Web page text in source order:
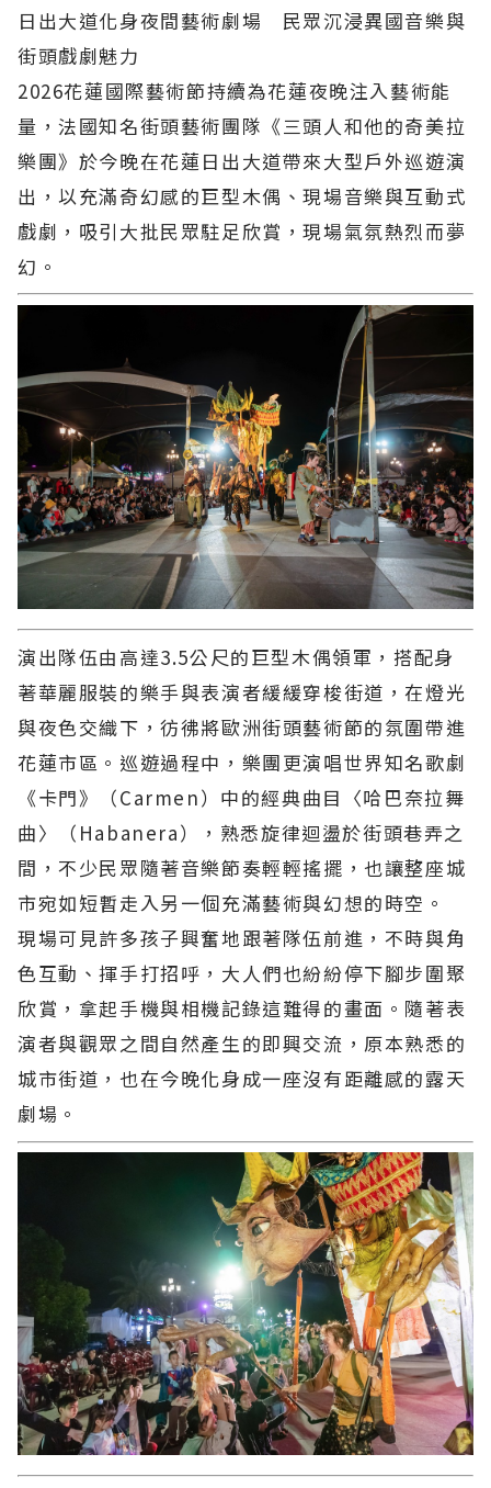
日出大道化身夜間藝術劇場 民眾沉浸異國音樂與
街頭戲劇魅力
2026花蓮國際藝術節持續為花蓮夜晚注入藝術能
量，法國知名街頭藝術團隊《三頭人和他的奇美拉
樂團》於今晚在花蓮日出大道帶來大型戶外巡遊演
出，以充滿奇幻感的巨型木偶、現場音樂與互動式
戲劇，吸引大批民眾駐足欣賞，現場氣氛熱烈而夢
幻。
演出隊伍由高達3.5公尺的巨型木偶領軍，搭配身
著華麗服裝的樂手與表演者緩緩穿梭街道，在燈光
與夜色交織下，彷彿將歐洲街頭藝術節的氛圍帶進
花蓮市區。巡遊過程中，樂團更演唱世界知名歌劇
《卡門》（Carmen）中的經典曲目〈哈巴奈拉舞
曲〉（Habanera），熟悉旋律迴盪於街頭巷弄之
間，不少民眾隨著音樂節奏輕輕搖擺，也讓整座城
市宛如短暫走入另一個充滿藝術與幻想的時空。
現場可見許多孩子興奮地跟著隊伍前進，不時與角
色互動、揮手打招呼，大人們也紛紛停下腳步圍聚
欣賞，拿起手機與相機記錄這難得的畫面。隨著表
演者與觀眾之間自然產生的即興交流，原本熟悉的
城市街道，也在今晚化身成一座沒有距離感的露天
劇場。